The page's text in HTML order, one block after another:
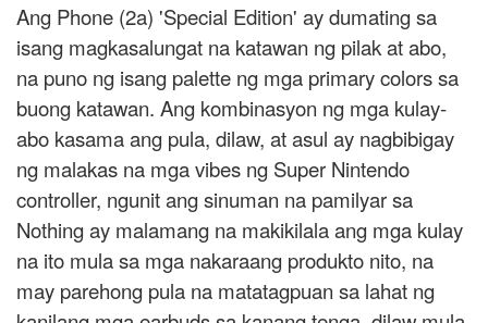
Ang Phone (2a) 'Special Edition' ay dumating sa
isang magkasalungat na katawan ng pilak at abo,
na puno ng isang palette ng mga primary colors sa
buong katawan. Ang kombinasyon ng mga kulay-
abo kasama ang pula, dilaw, at asul ay nagbibigay
ng malakas na mga vibes ng Super Nintendo
controller, ngunit ang sinuman na pamilyar sa
Nothing ay malamang na makikilala ang mga kulay
na ito mula sa mga nakaraang produkto nito, na
may parehong pula na matatagpuan sa lahat ng